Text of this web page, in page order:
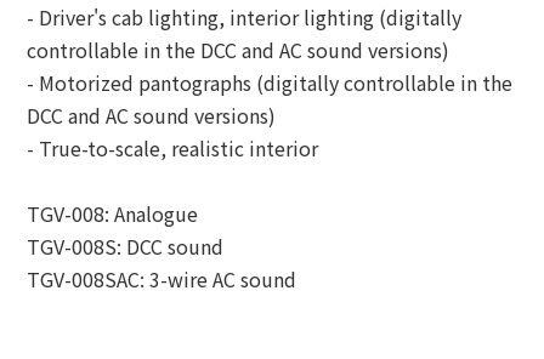
- Driver's cab lighting, interior lighting (digitally
controllable in the DCC and AC sound versions)
- Motorized pantographs (digitally controllable in the
DCC and AC sound versions)
- True-to-scale, realistic interior
TGV-008: Analogue
TGV-008S: DCC sound
TGV-008SAC: 3-wire AC sound